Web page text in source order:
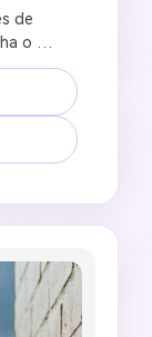
de
o
luz.
com
energia,
do
da